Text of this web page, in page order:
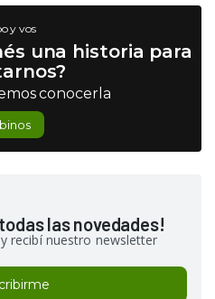
y vos
una historia para
conocerla
las novedades!
recibí nuestro newsletter